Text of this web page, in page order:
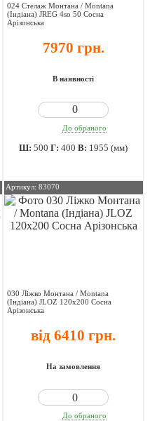
024 Стелаж Монтана / Montana
(Індіана) JREG 4so 50 Сосна
Арізонська
7970 грн.
В наявності
До обраного
Ш:500 Г:400 В: 1955 (мм)
Артикул: 83070
030 Ліжко Монтана / Montana
(Індіана) JLOZ 120х200 Сосна
Арізонська
від 6410 грн.
На замовлення
До обраного